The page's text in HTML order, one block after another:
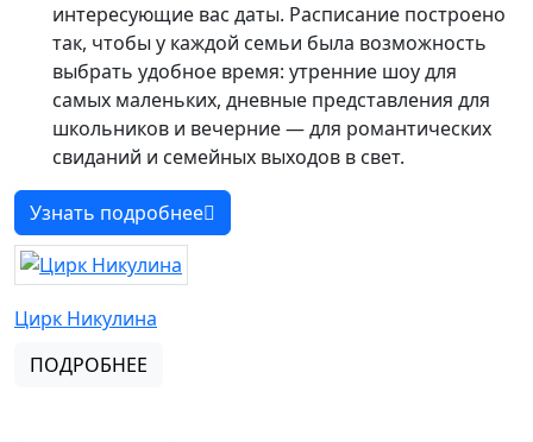
интересующие вас даты. Расписание построено
так, чтобы у каждой семьи была возможность
выбрать удобное время: утренние шоу для
самых маленьких, дневные представления для
школьников и вечерние — для романтических
свиданий и семейных выходов в свет.
Узнать подробнее
Цирк Никулина
ПОДРОБНЕЕ